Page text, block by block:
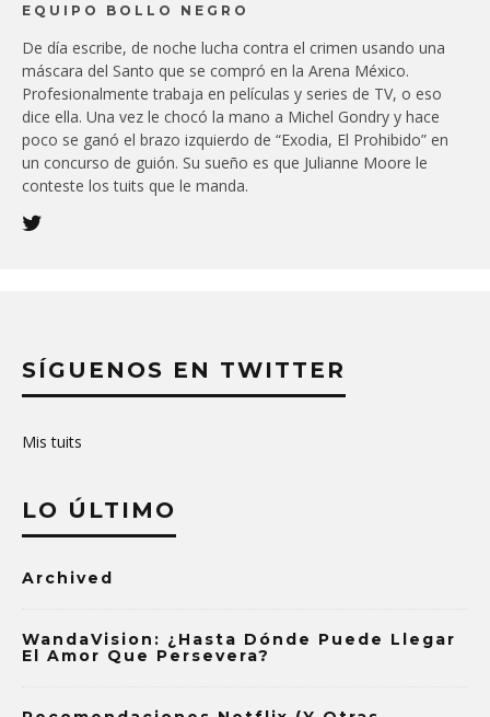
EQUIPO BOLLO NEGRO
De día escribe, de noche lucha contra el crimen usando una
máscara del Santo que se compró en la Arena México.
Profesionalmente trabaja en películas y series de TV, o eso
dice ella. Una vez le chocó la mano a Michel Gondry y hace
poco se ganó el brazo izquierdo de “Exodia, El Prohibido” en
un concurso de guión. Su sueño es que Julianne Moore le
conteste los tuits que le manda.
SÍGUENOS EN TWITTER
Mis tuits
LO ÚLTIMO
Archived
WandaVision: ¿Hasta Dónde Puede Llegar
El Amor Que Persevera?